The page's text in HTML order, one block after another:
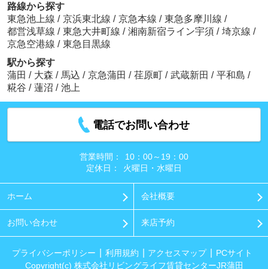
路線から探す
東急池上線 / 京浜東北線 / 京急本線 / 東急多摩川線 /
都営浅草線 / 東急大井町線 / 湘南新宿ライン宇須 / 埼京線 /
京急空港線 / 東急目黒線
駅から探す
蒲田 / 大森 / 馬込 / 京急蒲田 / 荏原町 / 武蔵新田 / 平和島 /
糀谷 / 蓮沼 / 池上
電話でお問い合わせ
営業時間：
10：00～19：00
定休日：
火曜日・水曜日
ホーム 会社概要
お問い合わせ 来店予約
プライバシーポリシー 利用規約 アクセスマップ
PCサイト
Copyright(c) 株式会社リビングライフ賃貸センターJR蒲田